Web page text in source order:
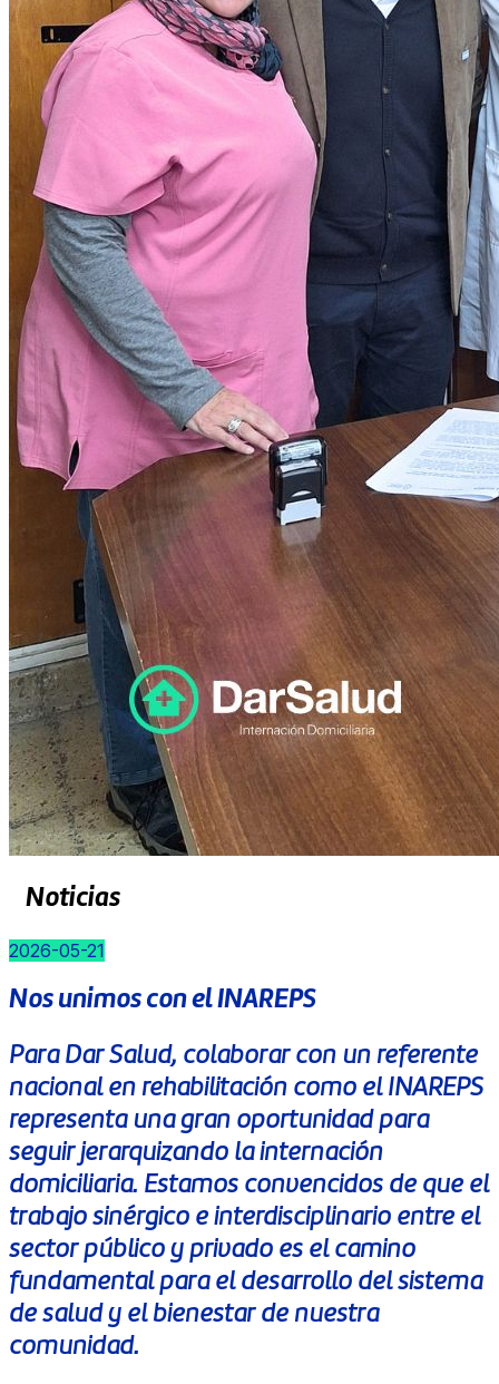
Noticias
2026-05-21
Nos unimos con el INAREPS
Para Dar Salud, colaborar con un referente
nacional en rehabilitación como el INAREPS
representa una gran oportunidad para
seguir jerarquizando la internación
domiciliaria. Estamos convencidos de que el
trabajo sinérgico e interdisciplinario entre el
sector público y privado es el camino
fundamental para el desarrollo del sistema
de salud y el bienestar de nuestra
comunidad.